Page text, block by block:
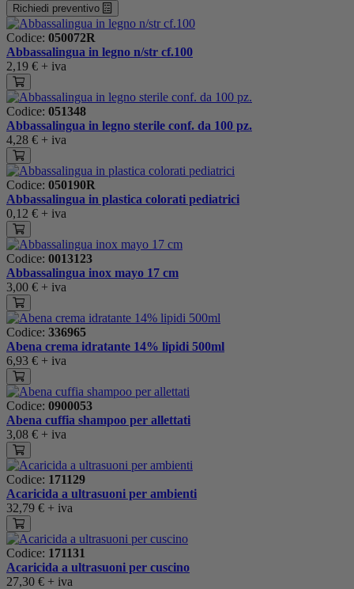
Richiedi preventivo
Codice: 050072R
Abbassalingua in legno n/str cf.100
2,19 € + iva
Codice: 051348
Abbassalingua in legno sterile conf. da 100 pz.
4,28 € + iva
Codice: 050190R
Abbassalingua in plastica colorati pediatrici
0,12 € + iva
Codice: 0013123
Abbassalingua inox mayo 17 cm
3,00 € + iva
Codice: 336965
Abena crema idratante 14% lipidi 500ml
6,93 € + iva
Codice: 0900053
Abena cuffia shampoo per allettati
3,08 € + iva
Codice: 171129
Acaricida a ultrasuoni per ambienti
32,79 € + iva
Codice: 171131
Acaricida a ultrasuoni per cuscino
27,30 € + iva